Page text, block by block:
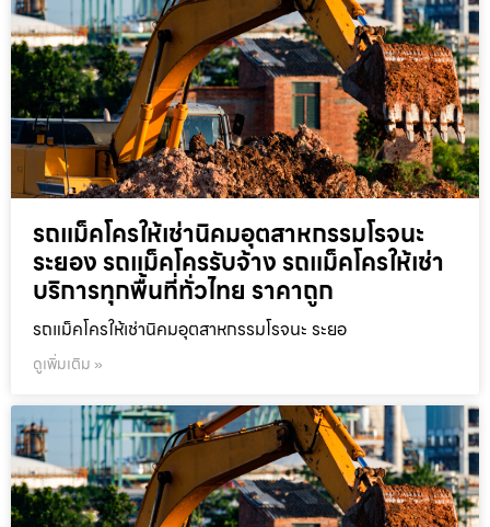
รถแม็คโครให้เช่านิคมอุตสาหกรรมโรจนะ
ระยอง รถแม็คโครรับจ้าง รถแม็คโครให้เช่า
บริการทุกพื้นที่ทั่วไทย ราคาถูก
รถแม็คโครให้เช่านิคมอุตสาหกรรมโรจนะ ระยอ
ดูเพิ่มเติม »